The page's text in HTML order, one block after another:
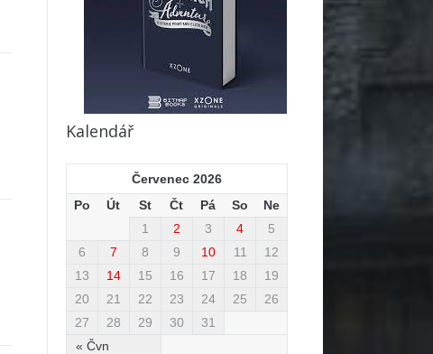
Kalendář
Červenec 2026
Po
Út St Čt Pá So Ne
« Čvn
1 2 3 4
5
6
7 8 9 10 11
12
13
14 15 16 17 18
19
20
21 22 23 24 25
26
27
28 29 30 31